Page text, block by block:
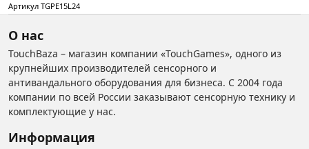
Артикул TGPE15L24
О нас
TouchBaza – магазин компании «TouchGames», одного из
крупнейших производителей сенсорного и
антивандального оборудования для бизнеса. С 2004 года
компании по всей России заказывают сенсорную технику и
комплектующие у нас.
Информация